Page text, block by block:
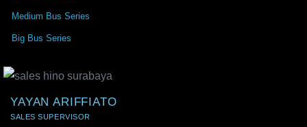
Medium Bus Series
Big Bus Series
YAYAN ARIFFIATO
SALES SUPERVISOR